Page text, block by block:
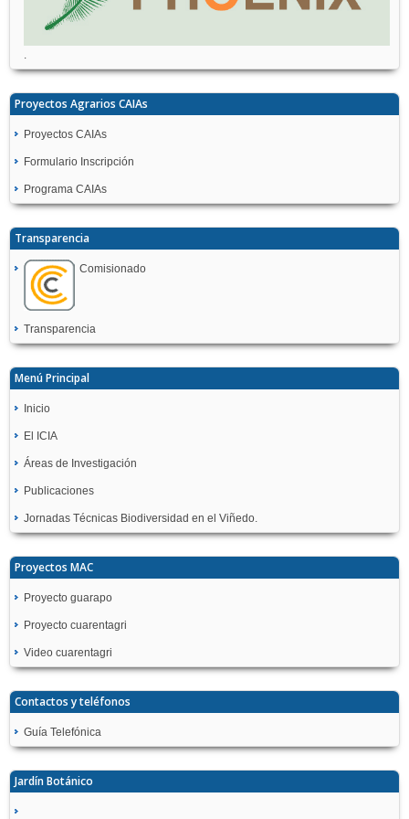
.
Proyectos Agrarios CAIAs
Proyectos CAIAs
Formulario Inscripción
Programa CAIAs
Transparencia
Comisionado
Transparencia
Menú Principal
Inicio
El ICIA
Áreas de Investigación
Publicaciones
Jornadas Técnicas Biodiversidad en el Viñedo.
Proyectos MAC
Proyecto guarapo
Proyecto cuarentagri
Video cuarentagri
Contactos y teléfonos
Guía Telefónica
Jardín Botánico